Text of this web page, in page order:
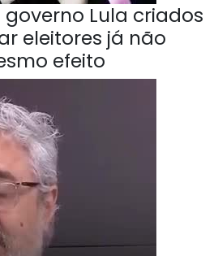
Lula criados
eleitores já não
efeito